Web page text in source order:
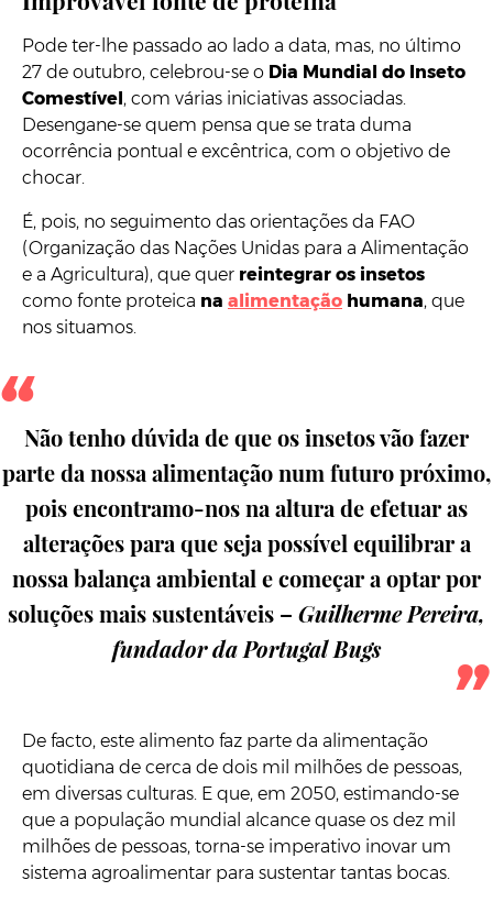
Pode ter-lhe passado ao lado a data, mas, no último
27 de outubro, celebrou-se o Dia Mundial do Inseto
Comestível , com várias iniciativas associadas.
Desengane-se quem pensa que se trata duma
ocorrência pontual e excêntrica, com o objetivo de
chocar.
É, pois, no seguimento das orientações da FAO
(Organização das Nações Unidas para a Alimentação
e a Agricultura), que quer reintegrar os insetos
como fonte proteica na alimentação humana, que
nos situamos.
Não tenho dúvida de que os insetos vão fazer
parte da nossa alimentação num futuro próximo,
pois encontramo-nos na altura de efetuar as
alterações para que seja possível equilibrar a
nossa balança ambiental e começar a optar por
soluções mais sustentáveis – Guilherme Pereira,
fundador da Portugal Bugs
De facto, este alimento faz parte da alimentação
quotidiana de cerca de dois mil milhões de pessoas,
em diversas culturas. E que, em 2050, estimando-se
que a população mundial alcance quase os dez mil
milhões de pessoas, torna-se imperativo inovar um
sistema agroalimentar para sustentar tantas bocas.